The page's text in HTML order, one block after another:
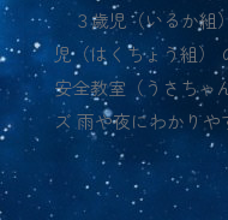
３歳児（いるか組
児（はくちょう組）
安全教室（うさちゃ
ズ 雨や夜にわか